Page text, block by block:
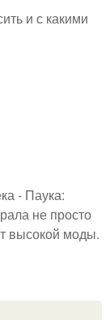
и с какими
- Паука:
не просто
высокой моды.